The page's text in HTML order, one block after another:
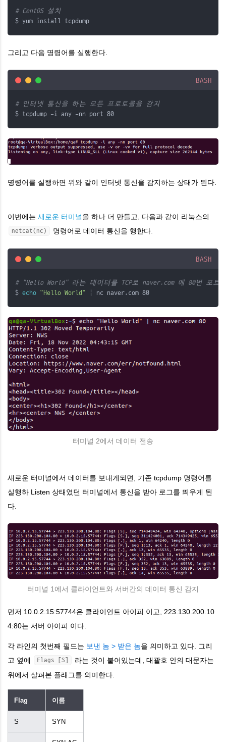
# CentOS 설치
$ yum install tcpdump
그리고 다음 명령어를 실행한다.
BASH
# 인터넷 통신을 하는 모든 프로토콜을 감지
$ tcpdump -i any -nn port 80
명령어를 실행하면 위와 같이 인터넷 통신을 감지하는 상태가 된다.
이번에는 새로운 터미널을 하나 더 만들고, 다음과 같이 리눅스의
netcat(nc) 명령어로 데이터 통신을 행한다.
BASH
# "Hello World" 라는 데이터를 TCP로 naver.com 에 80번 포트
$ echo "Hello World" | nc naver.com 80
터미널 2에서 데이터 전송
새로운 터미널에서 데이터를 보내게되면, 기존 tcpdump 명령어를
실행하 Listen 상태였던 터미널에서 통신을 받아 로그를 띄우게 된
다.
터미널 1에서 클라이언트와 서버간의 데이터 통신 감지
먼저 10.0.2.15:57744은 클라이언트 아이피 이고,
223.130.200.10
4:80는 서버 아이피 이다.
각 라인의 첫번째 필드는 보낸 놈 > 받은 놈을 의미하고 있다.
그리
고 옆에
Flags [S]
라는 것이 붙어있는데, 대괄호 안의 대문자는
위에서 살펴본 플래그를 의미한다.
Flag 이름
S SYN